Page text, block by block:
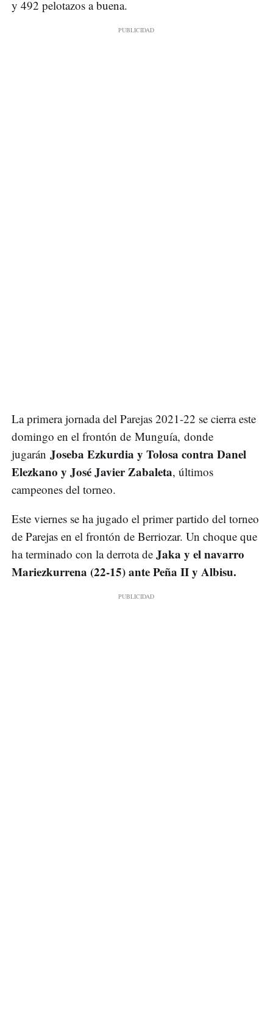
y 492 pelotazos a buena.
La primera jornada del Parejas 2021-22 se cierra este
domingo en el frontón de Munguía, donde
jugarán Joseba Ezkurdia y Tolosa contra Danel
Elezkano y José Javier Zabaleta, últimos
campeones del torneo.
Este viernes se ha jugado el primer partido del torneo
de Parejas en el frontón de Berriozar. Un choque que
ha terminado con la derrota de Jaka y el navarro
Mariezkurrena (22-15) ante Peña II y Albisu.